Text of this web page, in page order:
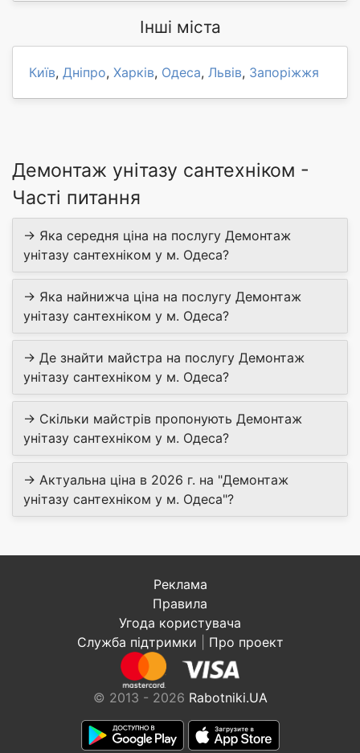
Інші міста
Київ, Дніпро, Харків, Одеса, Львів, Запоріжжя
Демонтаж унітазу сантехніком -
Часті питання
→ Яка середня ціна на послугу Демонтаж
унітазу сантехніком у м. Одеса?
→ Яка найнижча ціна на послугу Демонтаж
унітазу сантехніком у м. Одеса?
→ Де знайти майстра на послугу Демонтаж
унітазу сантехніком у м. Одеса?
→ Скільки майстрів пропонують Демонтаж
унітазу сантехніком у м. Одеса?
→ Актуальна ціна в 2026 г. на "Демонтаж
унітазу сантехніком у м. Одеса"?
Реклама
Правила
Угода користувача
Служба підтримки
Про проект
© 2013 - 2026 Rabotniki.UA